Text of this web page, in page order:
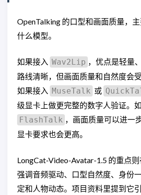
OpenTalking 的口型和画面质量，
什么模型。
如果接入 Wav2Lip ，优点是轻量
路线清晰，但画面质量和自然度会
如果接入 MuseTalk 或
级显卡上做更完整的数字人验证。
FlashTalk ，画面质量可以进一
显卡要求也会更高。
LongCat-Video-Avatar-1.5 的重点
强调音频驱动、口型自然度、身份
定和人物动态。项目资料里提到它